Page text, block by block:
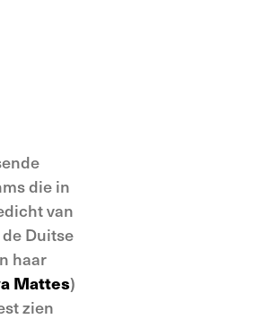
die in
van
Duitse
haar
Mattes)
zien